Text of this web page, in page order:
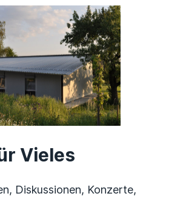
Vieles
Diskussionen, Konzerte,